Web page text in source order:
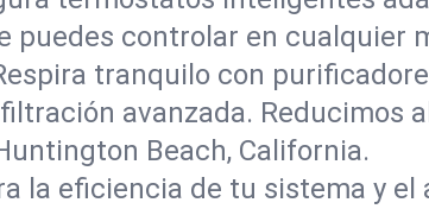
controlar en cualquier
tranquilo con
avanzada. Reducimos
Beach, California.
la eficiencia de tu sistema y